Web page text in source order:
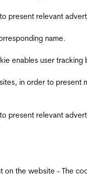
present relevant
name.
enables user
in order to
present relevant
on the website - The